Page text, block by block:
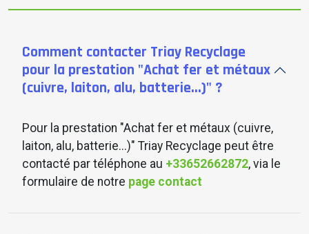
Comment contacter Triay Recyclage
pour la prestation "Achat fer et métaux
(cuivre, laiton, alu, batterie...)" ?
Pour la prestation "Achat fer et métaux (cuivre,
laiton, alu, batterie...)" Triay Recyclage peut être
contacté par téléphone au +33652662872, via le
formulaire de notre page contact